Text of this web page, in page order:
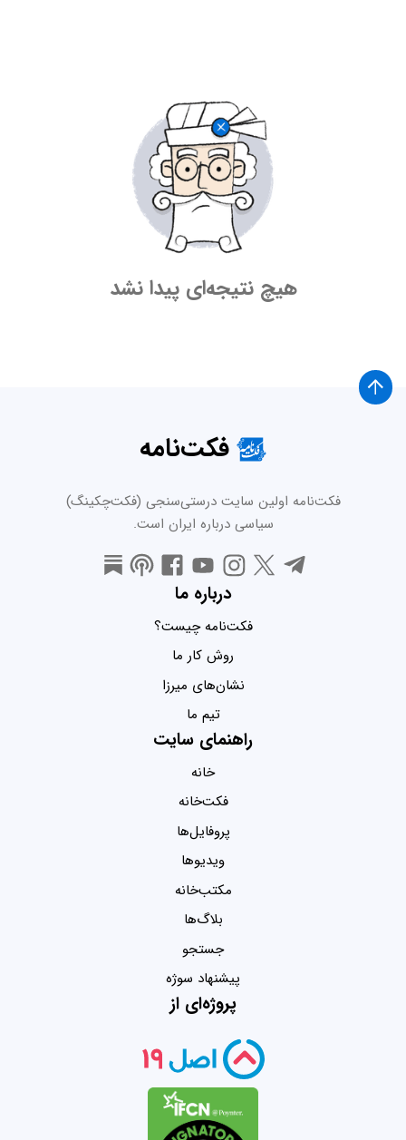
هیچ نتیجه‌ای پیدا نشد
فکت‌نامه
فکت‌نامه اولین سایت درستی‌سنجی (فکت‌چکینگ)
سیاسی درباره ایران است.
درباره ما
فکت‌نامه چیست؟
روش کار ما
نشان‌های میرزا
تیم ما
راهنمای سایت
خانه
فکت‌خانه
پروفایل‌ها
ویدیو‌ها
مکتب‌خانه
بلاگ‌ها
جستجو
پیشنهاد سوژه
پروژه‌ای از